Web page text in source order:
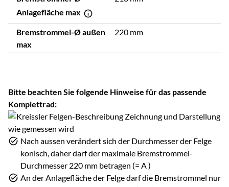
Anlagefläche max
Bremstrommel-Ø außen
max
220 mm
Bitte beachten Sie folgende Hinweise für das passende
Komplettrad:
Nach aussen verändert sich der Durchmesser der Felge
konisch, daher darf der maximale Bremstrommel-
Durchmesser 220 mm betragen (= A )
An der Anlagefläche der Felge darf die Bremstrommel nur